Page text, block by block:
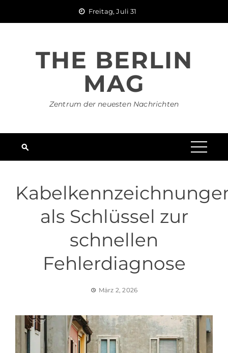
Freitag, Juli 31
THE BERLIN
MAG
Zentrum der neuesten Nachrichten
als Schlüssel zur
schnellen
Fehlerdiagnose
März 2, 2026